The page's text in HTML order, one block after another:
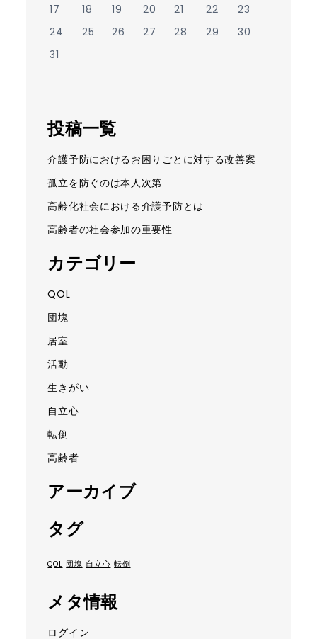
17
18 19 20 21 22
23
24
25 26 27 28 29
30
31
投稿一覧
介護予防におけるお困りごとに対する改善案
孤立を防ぐのは本人次第
高齢化社会における介護予防とは
高齢者の社会参加の重要性
カテゴリー
QOL
団塊
居室
活動
生きがい
自立心
転倒
高齢者
アーカイブ
タグ
QOL 団塊 自立心 転倒
メタ情報
ログイン